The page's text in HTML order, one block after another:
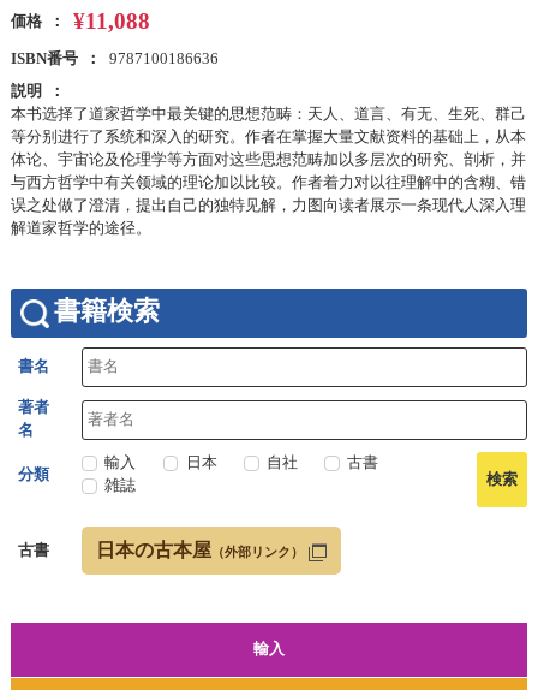
輸入
価格 ¥11,088
ISBN番号
9787100186636
説明
本书选择了道家哲学中最关键的思想范畴：天人、道言、有无、生死、群己
等分别进行了系统和深入的研究。作者在掌握大量文献资料的基础上，从本
体论、宇宙论及伦理学等方面对这些思想范畴加以多层次的研究、剖析，并
与西方哲学中有关领域的理论加以比较。作者着力对以往理解中的含糊、错
误之处做了澄清，提出自己的独特见解，力图向读者展示一条现代人深入理
解道家哲学的途径。
書籍検索
書名
著者
名
分類
輸入 日本 自社
古書
雑誌
古書 日本の古本屋 （外部リンク）